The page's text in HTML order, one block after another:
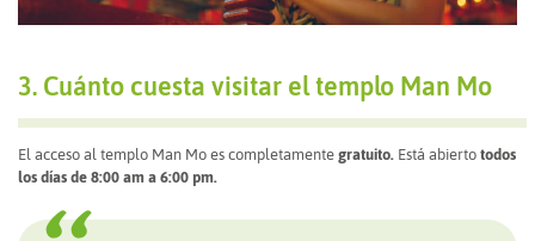
3. Cuánto cuesta visitar el templo Man Mo
El acceso al templo Man Mo es completamente gratuito. Está abierto todos
los días de 8:00 am a 6:00 pm.